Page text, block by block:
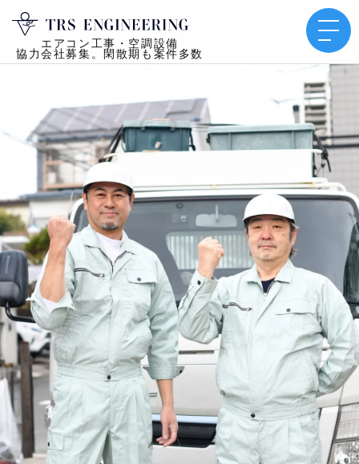
エアコン工事・空調設備
協力会社募集。閑散期も案件多数